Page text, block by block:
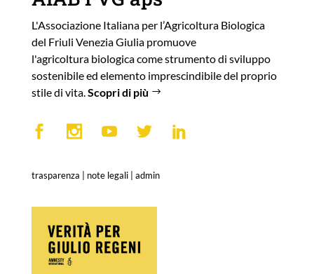
L'Associazione Italiana per l’Agricoltura Biologica
del Friuli Venezia Giulia promuove
l'agricoltura biologica come strumento di sviluppo
sostenibile ed elemento imprescindibile del proprio
stile di vita. Scopri di più
trasparenza note legali| admin